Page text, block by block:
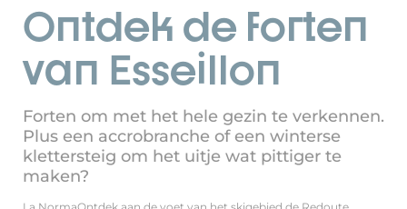
Ontdek de forten
van Esseillon
Forten om met het hele gezin te verkennen.
Plus een accrobranche of een winterse
klettersteig om het uitje wat pittiger te
maken?